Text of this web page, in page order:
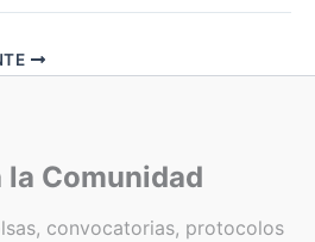
la Comunidad
convocatorias, protocolos